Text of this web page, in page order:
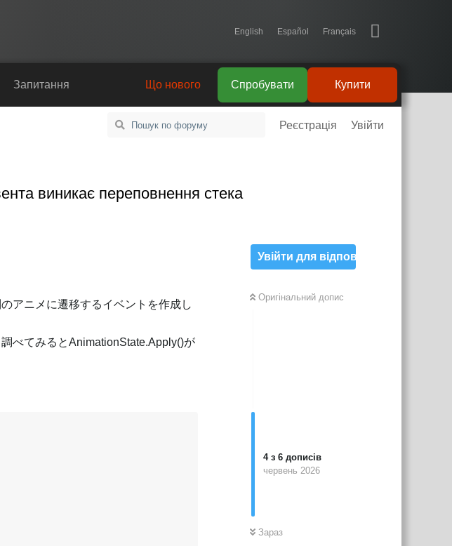
English Español Français
Запитання Купити
Спробувати
Що нового
Реєстрація Увійти
виникає переповнення стека
Увійти для відповіді
Оригінальний допис
4з 6 дописів
червень 2026
Зараз
アニメに遷移するイベントを作成し
べてみるとAnimationState.Apply()が